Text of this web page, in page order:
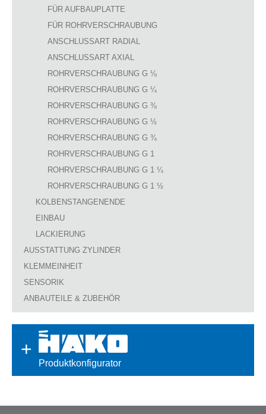
FÜR AUFBAUPLATTE
FÜR ROHRVERSCHRAUBUNG
ANSCHLUSSART RADIAL
ANSCHLUSSART AXIAL
ROHRVERSCHRAUBUNG G ⅛
ROHRVERSCHRAUBUNG G ¼
ROHRVERSCHRAUBUNG G ⅜
ROHRVERSCHRAUBUNG G ½
ROHRVERSCHRAUBUNG G ¾
ROHRVERSCHRAUBUNG G 1
ROHRVERSCHRAUBUNG G 1 ¼
ROHRVERSCHRAUBUNG G 1 ½
KOLBENSTANGENENDE
EINBAU
LACKIERUNG
AUSSTATTUNG ZYLINDER
KLEMMEINHEIT
SENSORIK
ANBAUTEILE & ZUBEHÖR
Produktkonfigurator